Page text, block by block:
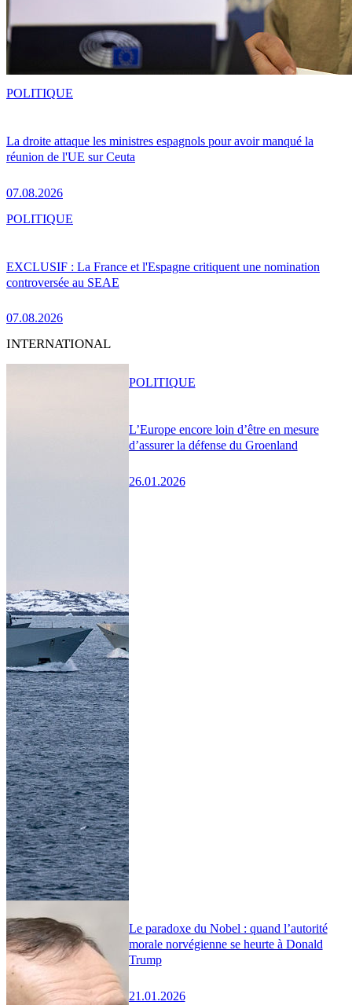
La droite attaque les ministres espagnols pour avoir manqué la
réunion de l'UE sur Ceuta
07.08.2026
POLITIQUE
EXCLUSIF : La France et l'Espagne critiquent une nomination
controversée au SEAE
07.08.2026
POLITIQUE
INTERNATIONAL
L’Europe encore loin d’être en mesure
d’assurer la défense du Groenland
26.01.2026
POLITIQUE
Le paradoxe du Nobel : quand l’autorité
morale norvégienne se heurte à Donald
Trump
21.01.2026